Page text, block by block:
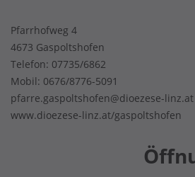
Pfarrhofweg 4
4673 Gaspoltshofen
Telefon: 07735/6862
Mobil: 0676/8776-5091
pfarre.gaspoltshofen@dioezese-linz.at
www.dioezese-linz.at/gaspoltshofen